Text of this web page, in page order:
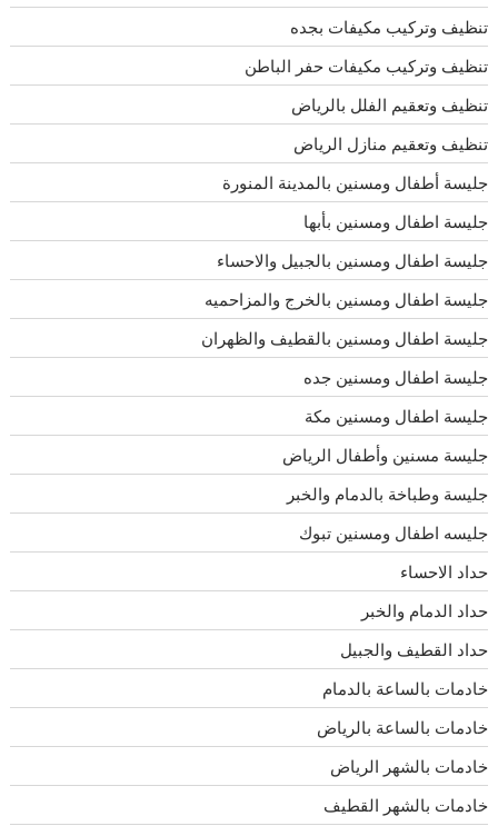
تنظيف وتركيب مكيفات بجده
تنظيف وتركيب مكيفات حفر الباطن
تنظيف وتعقيم الفلل بالرياض
تنظيف وتعقيم منازل الرياض
جليسة أطفال ومسنين بالمدينة المنورة
جليسة اطفال ومسنين بأبها
جليسة اطفال ومسنين بالجبيل والاحساء
جليسة اطفال ومسنين بالخرج والمزاحميه
جليسة اطفال ومسنين بالقطيف والظهران
جليسة اطفال ومسنين جده
جليسة اطفال ومسنين مكة
جليسة مسنين وأطفال الرياض
جليسة وطباخة بالدمام والخبر
جليسه اطفال ومسنين تبوك
حداد الاحساء
حداد الدمام والخبر
حداد القطيف والجبيل
خادمات بالساعة بالدمام
خادمات بالساعة بالرياض
خادمات بالشهر الرياض
خادمات بالشهر القطيف